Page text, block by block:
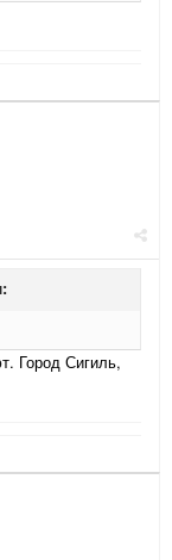
Город Сигиль,